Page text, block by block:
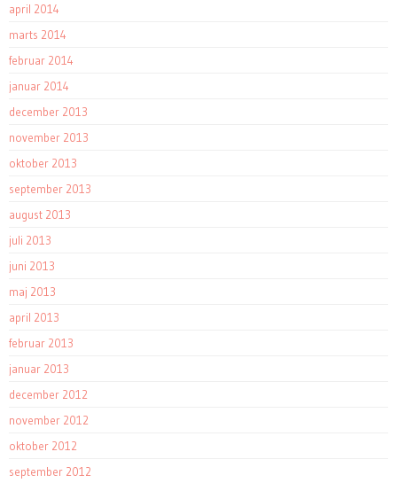
april 2014
marts 2014
februar 2014
januar 2014
december 2013
november 2013
oktober 2013
september 2013
august 2013
juli 2013
juni 2013
maj 2013
april 2013
februar 2013
januar 2013
december 2012
november 2012
oktober 2012
september 2012